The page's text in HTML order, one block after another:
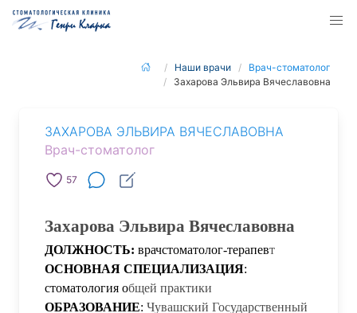
Наши врачи
Врач-стоматолог
Захарова Эльвира Вячеславовна
ЗАХАРОВА ЭЛЬВИРА ВЯЧЕСЛАВОВНА
Врач-стоматолог
57
Захарова Эльвира Вячеславовна
ДОЛЖНОСТЬ: врачстоматолог-терапевт
ОСНОВНАЯ СПЕЦИАЛИЗАЦИЯ:
стоматология общей практики
ОБРАЗОВАНИЕ: Чувашский Государственный